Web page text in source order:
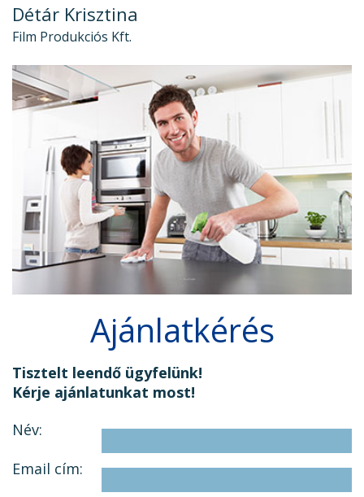
Détár Krisztina
Film Produkciós Kft.
Ajánlatkérés
Tisztelt leendő ügyfelünk!
Kérje ajánlatunkat most!
Név:
Email cím: